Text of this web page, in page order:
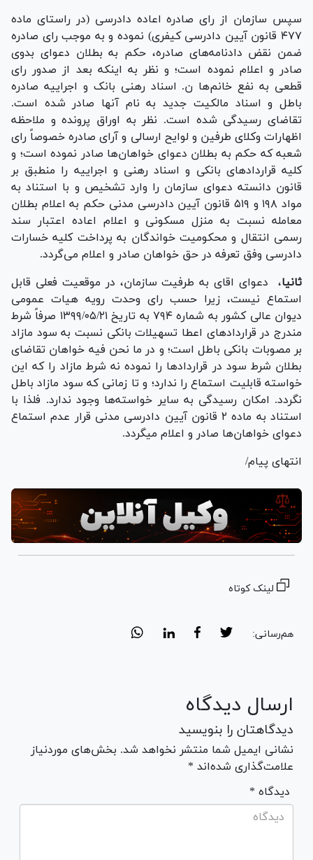
سپس سازمان از رای صادره اعاده دادرسی (در راستای ماده
۴۷۷ قانون آیین دادرسی کیفری) نموده و به موجب رای صادره
ضمن نقض دادنامه‌های صادره، حکم به بطلان دعوای بدوی
صادر و اعلام نموده است؛ و نظر به اینکه بعد از صدور رای
قطعی به نفع خانم‌ها ن. اسناد رهنی بانک و اجراییه صادره
باطل و اسناد مالکیت جدید به نام آنها صادر شده است.
تقاضای رسیدگی شده است. نظر به اوراق پرونده و ملاحظه
اظهارات وکلای طرفین و لوایح ارسالی و آرای صادره خصوصاً رای
شعبه که حکم به بطلان دعوای خواهان‌ها صادر نموده است؛ و
کلیه قرارداد‌های بانکی و اسناد رهنی و اجراییه را منطبق بر
قانون دانسته دعوای سازمان را وارد تشخیص و با استناد به
مواد ۱۹۸ و ۵۱۹ قانون آیین دادرسی مدنی حکم به اعلام بطلان
معامله نسبت به منزل مسکونی و اعلام اعاده اعتبار سند
رسمی انتقال و محکومیت خواندگان به پرداخت کلیه خسارات
دادرسی وفق تعرفه در حق خواهان صادر و اعلام می‌گردد.
ثانیا، دعوای اقای به طرفیت سازمان، در موقعیت فعلی قابل
استماع نیست، زیرا حسب رای وحدت رویه هیات عمومی
دیوان عالی کشور به شماره ۷۹۴ به تاریخ ۱۳۹۹/۰۵/۲۱ صرفاً شرط
مندرج در قرارداد‌های اعطا تسهیلات بانکی نسبت به سود مازاد
بر مصوبات بانکی باطل است؛ و در ما نحن فیه خواهان تقاضای
بطلان شرط سود در قرارداد‌ها را نموده نه شرط مازاد را که این
خواسته قابلیت استماع را ندارد؛ و تا زمانی که سود مازاد باطل
نگردد. امکان رسیدگی به سایر خواسته‌ها وجود ندارد. فلذا با
استناد به ماده ۲ قانون آیین دادرسی مدنی قرار عدم استماع
دعوای خواهان‌ها صادر و اعلام میگردد.
انتهای پیام/
لینک کوتاه
هم‌رسانی:
ارسال دیدگاه
دیدگاهتان را بنویسید
نشانی ایمیل شما منتشر نخواهد شد. بخش‌های موردنیاز
علامت‌گذاری شده‌اند *
* دیدگاه